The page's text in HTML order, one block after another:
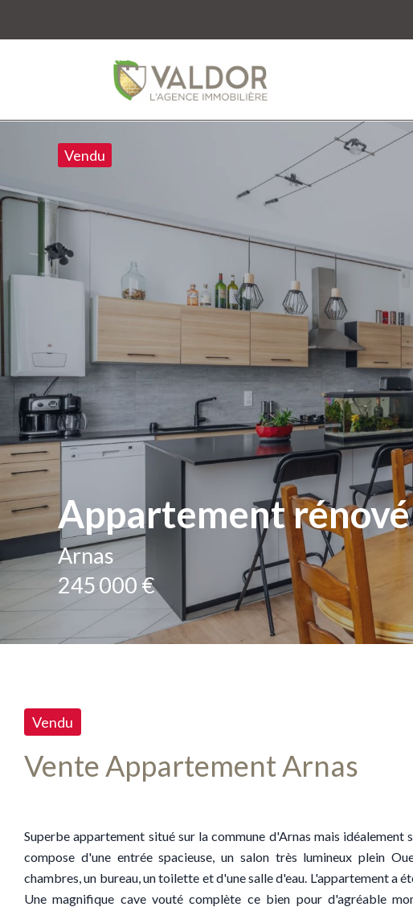
Vendu
Appartement
Arnas
245 000 €
Vendu
Vente Appartement Arnas
Superbe appartement situé sur la commune d'Arnas mais
compose d'une entrée spacieuse, un salon très lumineux plein
chambres, un bureau, un toilette et d'une salle d'eau. L'appartement a
Une magnifique cave vouté complète ce bien pour d'agréable